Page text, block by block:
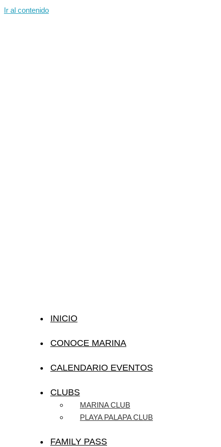
Ir al contenido
INICIO
CONOCE MARINA
CALENDARIO EVENTOS
CLUBS
MARINA CLUB
PLAYA PALAPA CLUB
FAMILY PASS